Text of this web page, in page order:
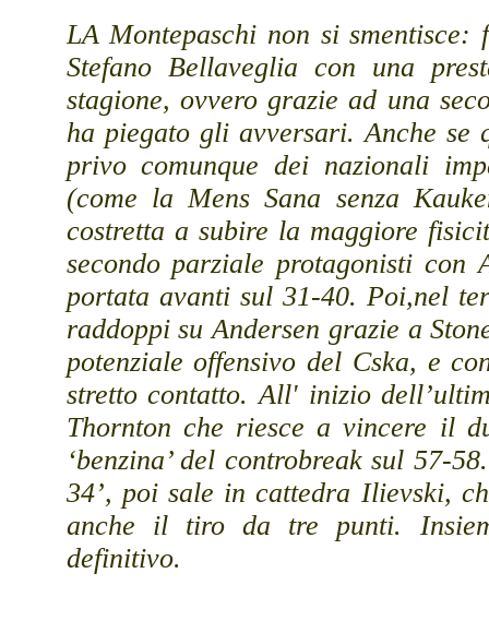
LA Montepaschi non si smentisce:
Stefano Bellaveglia con una
stagione, ovvero grazie ad una
ha piegato gli avversari. Anche se
privo comunque dei nazionali
(come la Mens Sana senza
costretta a subire la maggiore
secondo parziale protagonisti con
portata avanti sul 31-40. Poi,nel
raddoppi su Andersen grazie a
potenziale offensivo del Cska, e
stretto contatto. All' inizio
Thornton che riesce a vincere il
‘benzina’ del controbreak sul 57-
34’, poi sale in cattedra Ilievski,
anche il tiro da tre punti.
definitivo.